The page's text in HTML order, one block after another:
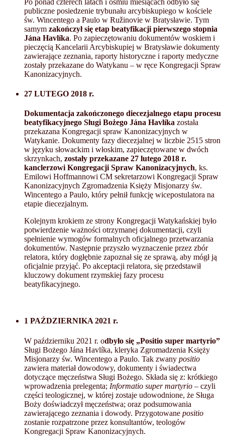
publiczne posiedzenie trybunału arcybiskupiego w kościele
św. Wincentego a Paulo w Ružinovie w Bratysławie. Tym
samym zakończył się etap beatyfikacji pierwszego stopnia
Jána Havlíka. Po zapieczętowaniu dokumentów woskiem i
pieczęcią Kancelarii Arcybiskupiej w Bratysławie dokumenty
zawierające zeznania, raporty historyczne i raporty medyczne
zostały przekazane do Watykanu – w ręce Kongregacji Spraw
Kanonizacyjnych.
27 LUTEGO 2018 r.
Dokumentacja zakończonego diecezjalnego etapu procesu
beatyfikacyjnego Sługi Bożego Jána Havlíka została
przekazana Kongregacji spraw Kanonizacyjnych w
Watykanie. Dokumenty fazy diecezjalnej w liczbie 2515 stron
w języku słowackim i włoskim, zapieczętowane w dwóch
skrzynkach, zostały przekazane 27 lutego 2018 r.
kanclerzowi Kongregacji Spraw Kanonizacyjnych, ks.
Emilowi ​​Hoffmannowi CM sekretarzowi Kongregacji Spraw
Kanonizacyjnych Zgromadzenia Księży Misjonarzy św.
Wincentego a Paulo, który pełnił funkcję wicepostulatora na
etapie diecezjalnym.
Kolejnym krokiem ze strony Kongregacji Watykańskiej było
potwierdzenie ważności otrzymanej dokumentacji, czyli
spełnienie wymogów formalnych oficjalnego przetwarzania
dokumentów. Następnie przyszło wyznaczenie przez zbór
relatora, który dogłębnie zapoznał się ze sprawą, aby mógł ją
oficjalnie przyjąć. Po akceptacji relatora, się przedstawił
kluczowy dokument rzymskiej fazy procesu
beatyfikacyjnego.
1 PAŹDZIERNIKA 2021 r.
W październiku 2021 r. odbyło się „Positio super martyrio”
Sługi Bożego Jána Havlíka, kleryka Zgromadzenia Księży
Misjonarzy św. Wincentego a Paulo. Tak zwany positio
zawiera materiał dowodowy, dokumenty i świadectwa
dotyczące męczeństwa Sługi Bożego. Składa się z: krótkiego
wprowadzenia prelegenta; Informatio super martyrio – czyli
części teologicznej, w której zostaje udowodnione, że Sługa
Boży doświadczył męczeństwa; oraz podsumowania
zawierającego zeznania i dowody. Przygotowane positio
zostanie rozpatrzone przez konsultantów, teologów
Kongregacji Spraw Kanonizacyjnych.